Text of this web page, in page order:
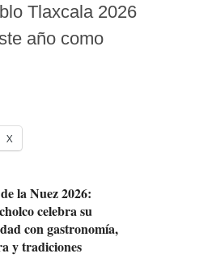
Tlaxcala 2026
año como
X
la Nuez 2026:
celebra su
con gastronomía,
y tradiciones